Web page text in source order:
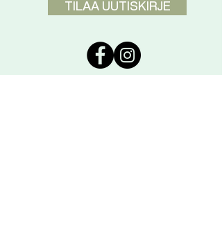
TILAA UUTISKIRJE